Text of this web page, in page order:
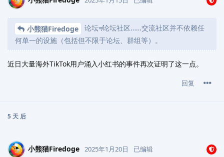
小熊猫Firedoge
论坛≠论坛社区……交流社区并不依赖任
何单一的设施（包括但不限于论坛、群组等）。
近日大量海外TikTok用户涌入小红书的事件再次证明了这一点。
回复
5 天 后
小熊猫Firedoge 2025年1月20日 已编辑